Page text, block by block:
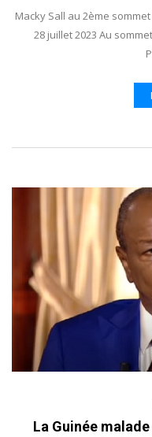
Macky Sall au 2ème
28 juillet 2023 Au
La Guinée